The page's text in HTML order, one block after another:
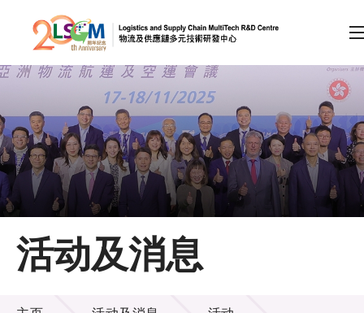
跳到内容（按回车键）
会员登录
A A EN 繁 简
主页
关于LSCM
技术商品化
活动及消息
活动及消息